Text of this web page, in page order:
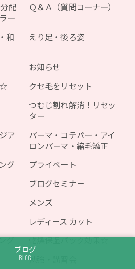
配
ー
Ｑ＆Ａ（質問コーナー）
和
えり足・後ろ姿
お知らせ
☆
クセ毛をリセット
つむじ割れ解消！リセッ
ター
ア
パーマ・コテパー・アイ
ロンパーマ・縮毛矯正
グ
プライベート
ブログセミナー
メンズ
レディース カット
グ
乾燥保湿パック効果☆
勉強・講習会
ブログ
BLOG